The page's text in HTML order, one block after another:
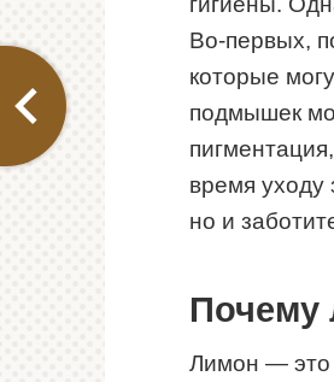
Во-первых,
которые
подмышек
время уходу
но и
Почему
Лимон — это